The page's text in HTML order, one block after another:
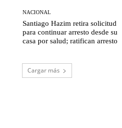
NACIONAL
Santiago Hazim retira solicitud
para continuar arresto desde su
casa por salud; ratifican arresto
Cargar más